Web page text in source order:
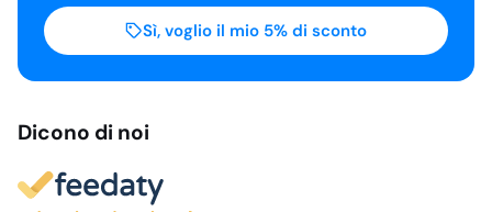
Dicono di noi
Sì, voglio il mio 5% di sconto